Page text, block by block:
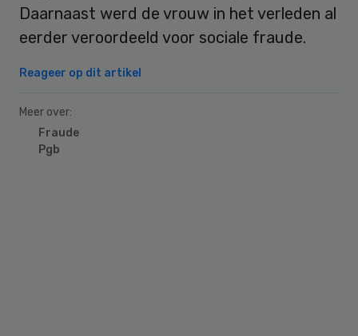
Daarnaast werd de vrouw in het verleden al
eerder veroordeeld voor sociale fraude.
Reageer op dit artikel
Meer over:
Fraude
Pgb